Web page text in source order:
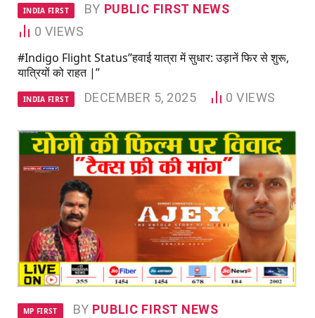
INDIA FIRST BY PUBLIC FIRST NEWS
0 VIEWS
#Indigo Flight Status”हवाई यात्रा में सुधार: उड़ानें फिर से शुरू,
यात्रियों को राहत |”
INDIA FIRST DECEMBER 5, 2025 0VIEWS
MP FIRST BY PUBLIC FIRST NEWS